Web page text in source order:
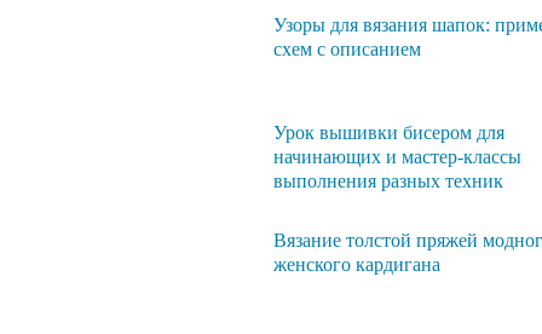
Узоры для вязания шапок:
схем с описанием
Урок вышивки бисером для
начинающих и мастер-классы
выполнения разных техник
Вязание толстой пряжей
женского кардигана